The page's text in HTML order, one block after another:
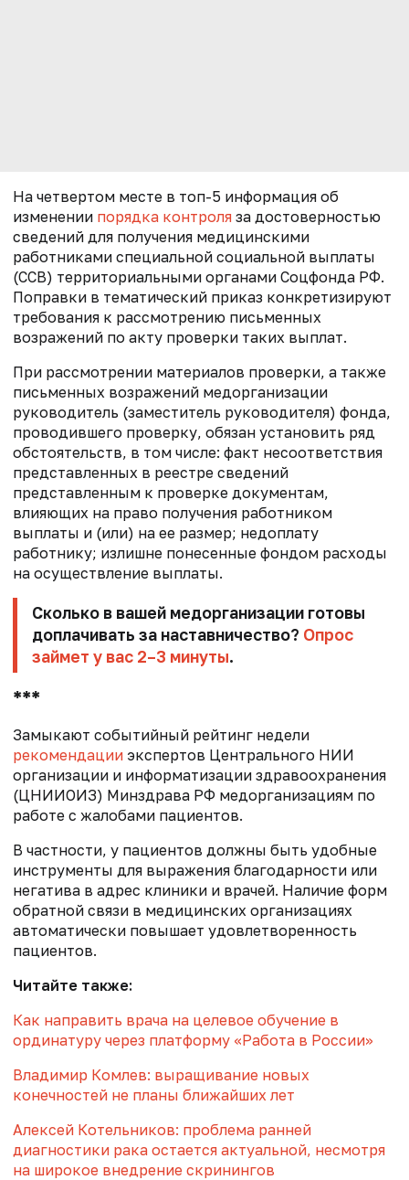
На четвертом месте в топ-5 информация об
изменении порядка контроля за достоверностью
сведений для получения медицинскими
работниками специальной социальной выплаты
(ССВ) территориальными органами Соцфонда РФ.
Поправки в тематический приказ конкретизируют
требования к рассмотрению письменных
возражений по акту проверки таких выплат.
При рассмотрении материалов проверки, а также
письменных возражений медорганизации
руководитель (заместитель руководителя) фонда,
проводившего проверку, обязан установить ряд
обстоятельств, в том числе: факт несоответствия
представленных в реестре сведений
представленным к проверке документам,
влияющих на право получения работником
выплаты и (или) на ее размер; недоплату
работнику; излишне понесенные фондом расходы
на осуществление выплаты.
Сколько в вашей медорганизации готовы
доплачивать за наставничество? Опрос
займет у вас 2–3 минуты.
***
Замыкают событийный рейтинг недели
рекомендации экспертов Центрального НИИ
организации и информатизации здравоохранения
(ЦНИИОИЗ) Минздрава РФ медорганизациям по
работе с жалобами пациентов.
В частности, у пациентов должны быть удобные
инструменты для выражения благодарности или
негатива в адрес клиники и врачей. Наличие форм
обратной связи в медицинских организациях
автоматически повышает удовлетворенность
пациентов.
Читайте также:
Как направить врача на целевое обучение в
ординатуру через платформу «Работа в России»
Владимир Комлев: выращивание новых
конечностей не планы ближайших лет
Алексей Котельников: проблема ранней
диагностики рака остается актуальной, несмотря
на широкое внедрение скринингов